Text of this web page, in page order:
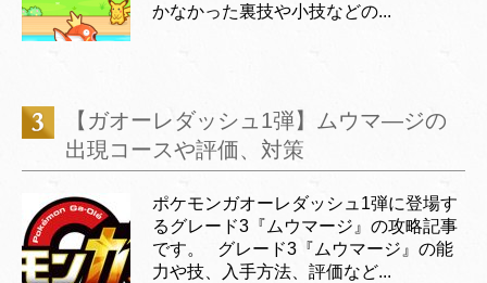
かなかった裏技や小技などの...
【ガオーレダッシュ1弾】ムウマ―ジの
出現コースや評価、対策
ポケモンガオーレダッシュ1弾に登場す
るグレード3『ムウマージ』の攻略記事
です。 グレード3『ムウマージ』の能
力や技、入手方法、評価など...